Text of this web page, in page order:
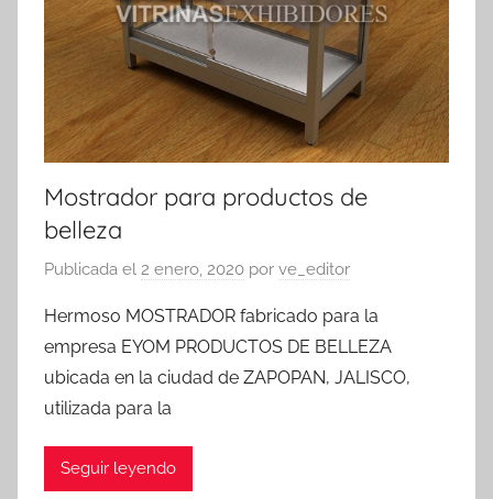
Mostrador para productos de
belleza
Publicada el 2 enero, 2020 por ve_editor
Hermoso MOSTRADOR fabricado para la
empresa EYOM PRODUCTOS DE BELLEZA
ubicada en la ciudad de ZAPOPAN, JALISCO,
utilizada para la
Seguir leyendo